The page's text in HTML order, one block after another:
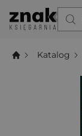
Katalog